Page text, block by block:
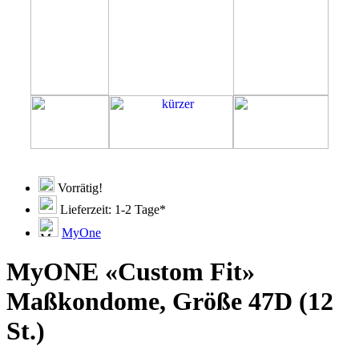
Vorrätig!
Lieferzeit: 1-2 Tage*
MyOne
MyONE «Custom Fit»
Maßkondome, Größe 47D (12
St.)